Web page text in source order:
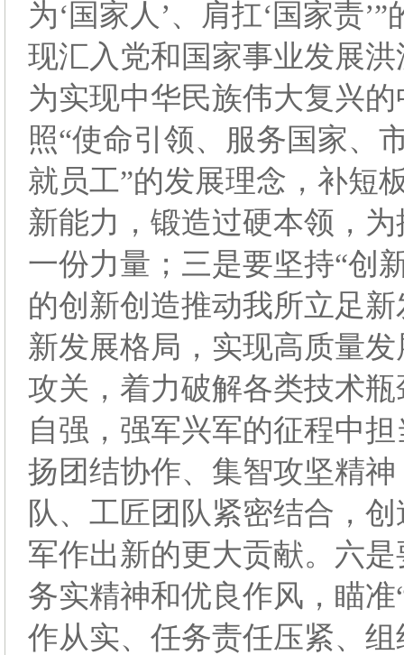
为‘国家人’、肩扛‘国家责
现汇入党和国家事业发展
为实现中华民族伟大复兴
照“使命引领、服务国家、
就员工”的发展理念，补短
新能力，锻造过硬本领，
一份力量；三是要坚持“创
的创新创造推动我所立足
新发展格局，实现高质量
攻关，着力破解各类技术
自强，强军兴军的征程中
扬团结协作、集智攻坚精
队、工匠团队紧密结合，
军作出新的更大贡献。六
务实精神和优良作风，瞄
作从实、任务责任压紧、